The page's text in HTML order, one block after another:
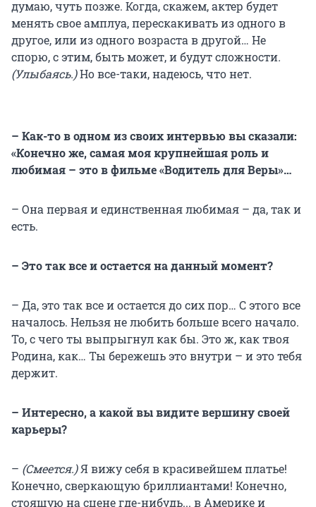
думаю, чуть позже. Когда, скажем, актер будет
менять свое амплуа, перескакивать из одного в
другое, или из одного возраста в другой… Не
спорю, с этим, быть может, и будут сложности.
(Улыбаясь.)Но все-таки, надеюсь, что нет.
– Как-то в одном из своих интервью вы сказали:
«Конечно же, самая моя крупнейшая роль и
любимая – это в фильме «Водитель для Веры»…
– Она первая и единственная любимая – да, так и
есть.
– Это так все и остается на данный момент?
– Да, это так все и остается до сих пор… С этого все
началось. Нельзя не любить больше всего начало.
То, с чего ты выпрыгнул как бы. Это ж, как твоя
Родина, как… Ты бережешь это внутри – и это тебя
держит.
– Интересно, а какой вы видите вершину своей
карьеры?
– (Смеется.)Я вижу себя в красивейшем платье!
Конечно, сверкающую бриллиантами! Конечно,
стоящую на сцене где-нибудь... в Америке и